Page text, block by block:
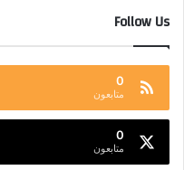
Follow Us
0
متابعون
0
متابعون